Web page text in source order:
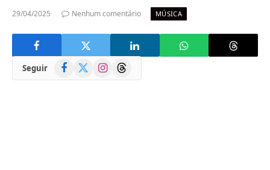
29/04/2025 Nenhum comentário MÚSICA
Seguir Facebook
(Twitter)
InstagramThreads